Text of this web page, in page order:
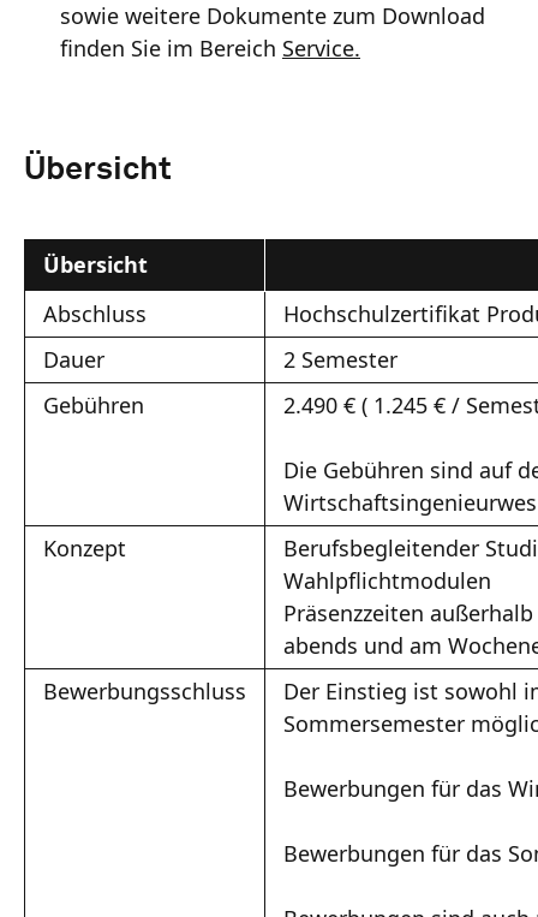
sowie weitere Dokumente zum Download
finden Sie im Bereich Service.
Übersicht
Übersicht
Abschluss
Hochschulzertifikat
Dauer
2 Semester
Gebühren
2.490 € ( 1.245 € /
Die Gebühren sind auf
Konzept
Berufsbegleitender
Wahlpflichtmodulen
Präsenzzeiten
abends und am
Bewerbungsschluss
Der Einstieg ist sowohl
Sommersemester
Bewerbungen für das
Bewerbungen für das